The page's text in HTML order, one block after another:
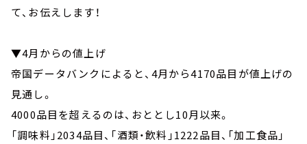
て、お伝えします！
▼4月からの値上げ
帝国データバンクによると、4月から4170品目が値上げの
見通し。
4000品目を超えるのは、おととし10月以来。
「調味料」2034品目、「酒類・飲料」1222品目、「加工食品」